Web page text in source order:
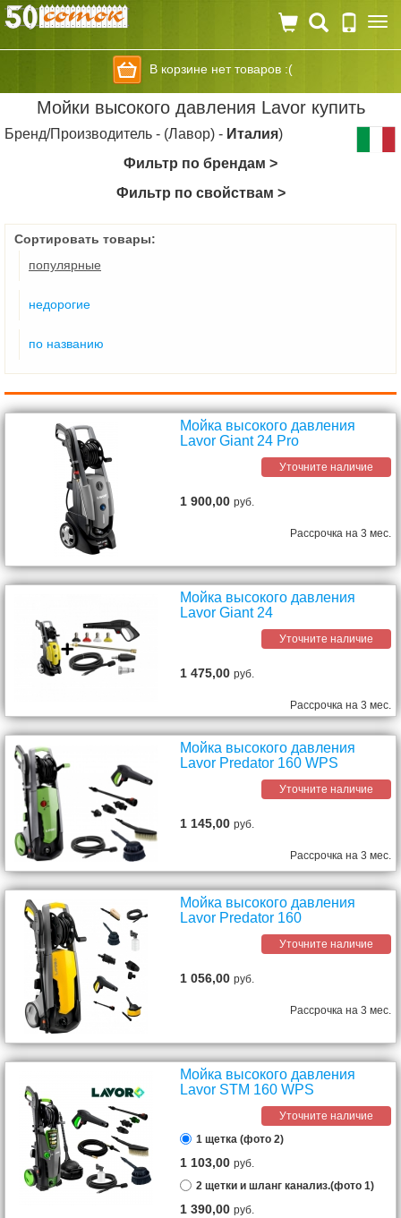
В корзине нет товаров :(
Мойки высокого давления Lavor купить
Бренд/Производитель - (Лавор) - Италия)
Фильтр по брендам >
Фильтр по свойствам >
Сортировать товары:
популярные
недорогие
по названию
Мойка высокого давления
Lavor Giant 24 Pro
Уточните наличие
1 900,00руб.
Рассрочка на 3 мес.
Мойка высокого давления
Lavor Giant 24
Уточните наличие
1 475,00руб.
Рассрочка на 3 мес.
Мойка высокого давления
Lavor Predator 160 WPS
Уточните наличие
1 145,00руб.
Рассрочка на 3 мес.
Мойка высокого давления
Lavor Predator 160
Уточните наличие
1 056,00руб.
Рассрочка на 3 мес.
Мойка высокого давления
Lavor STM 160 WPS
Уточните наличие
1 щетка (фото 2)
1 103,00руб.
2 щетки и шланг канализ.(фото 1)
1 390,00руб.